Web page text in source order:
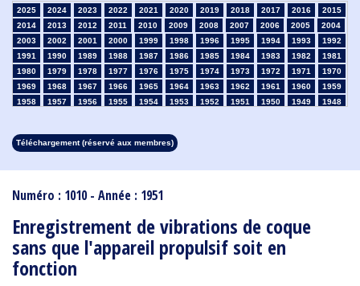
Numéro : 1010 - Année : 1951
Enregistrement de vibrations de coque
sans que l'appareil propulsif soit en
fonction
2025 2024 2023 2022 2021 2020 2019 2018 2017 2016
2015
2014
2013 2012 2011 2010 2009 2008 2007 2006 2005
2004
2003
2002 2001 2000 1999 1998 1996 1995 1994 1993
1992
1991
1990 1989 1988 1987 1986 1985 1984 1983 1982
1981
1980
1979 1978 1977 1976 1975 1974 1973 1972 1971
1970
1969
1968 1967 1966 1965 1964 1963 1962 1961 1960
1959
1958
1957 1956 1955 1954 1953 1952 1951 1950 1949
1948
1913
1912 1911 1910 1909 1908
Téléchargement (réservé aux membres)